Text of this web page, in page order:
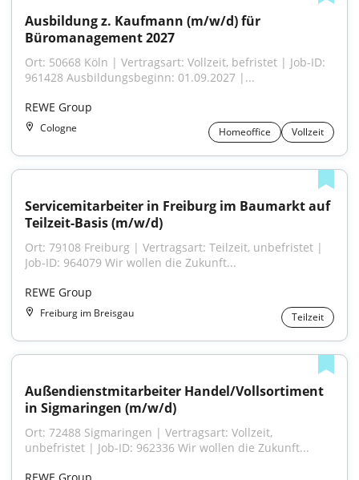
Ausbildung z. Kaufmann (m/w/d) für
Büromanagement 2027
Ort: 50668 Köln | Vertragsart: Vollzeit, befristet | Job-ID:
961428 Ausbildungsbeginn: 01.09.2027 |...
REWE Group
Cologne Homeoffice Vollzeit
Servicemitarbeiter in Freiburg im Baumarkt auf
Teilzeit-Basis (m/w/d)
Ort: 79108 Freiburg | Vertragsart: Teilzeit, unbefristet |
Job-ID: 964079 Wir wollen die Zukunft...
REWE Group
Freiburg im Breisgau Teilzeit
Außendienstmitarbeiter Handel/Vollsortiment
in Sigmaringen (m/w/d)
Ort: 72488 Sigmaringen | Vertragsart: Vollzeit,
unbefristet | Job-ID: 962336 Wir wollen die Zukunft...